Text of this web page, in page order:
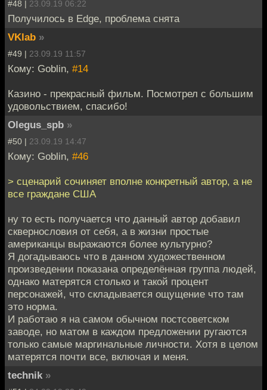
#48 | 23.09.19 06:22
Получилось в Edge, проблема снята
VKlab »
#49 | 23.09.19 11:57
Кому: Goblin, #14
Казино - прекрасный фильм. Посмотрел с большим
удовольствием, спасибо!
Olegus_spb »
#50 | 23.09.19 14:47
Кому: Goblin, #46
> сценарий сочиняет вполне конкретный автор, а не
все граждане США
ну то есть получается что данный автор добавил
сквернословия от себя, а в жизни простые
американцы выражаются более культурно?
Я догадываюсь что в данном художественном
произведении показана определённая группа людей,
однако матерятся столько и такой процент
персонажей, что складывается ощущение что там
это норма.
И работаю я на самом обычном постсоветском
заводе, но матом в каждом предложении ругаются
только самые маргинальные личности. Хотя в целом
матерятся почти все, включая и меня.
technik »